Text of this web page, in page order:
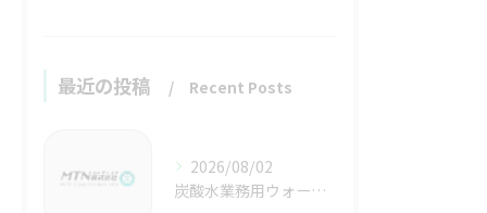
最近の投稿 Recent Posts
2026/08/02
炭酸水業務用ウォーターサーバーで警報が鳴る原因と即対応の手順徹底ガイド